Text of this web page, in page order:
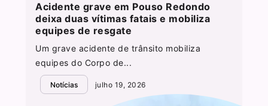
Acidente grave em Pouso Redondo
deixa duas vítimas fatais e mobiliza
equipes de resgate
Um grave acidente de trânsito mobiliza
equipes do Corpo de...
Notícias julho 19, 2026